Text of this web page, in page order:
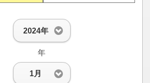
2024年
年
1月